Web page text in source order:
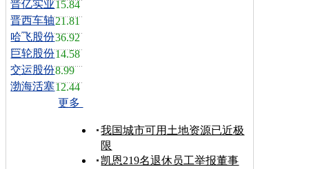
晋亿实业15.84
晋西车轴21.81
哈飞股份36.92
巨轮股份14.58
交运股份8.99
渤海活塞12.44
更多
我国城市可用土地资源已近极
限
凯恩219名退休员工举报董事